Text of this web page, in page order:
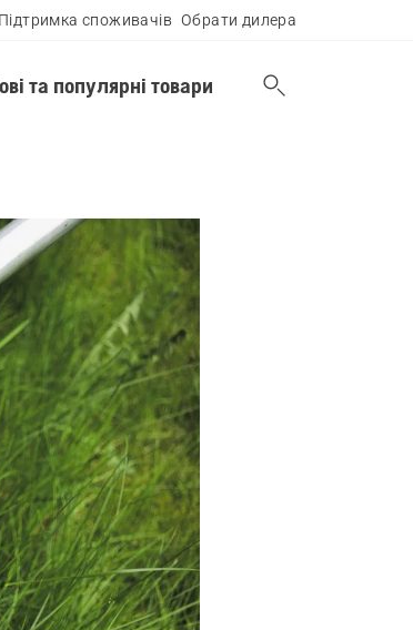
Підтримка споживачів Обрати дилера
та популярні товари